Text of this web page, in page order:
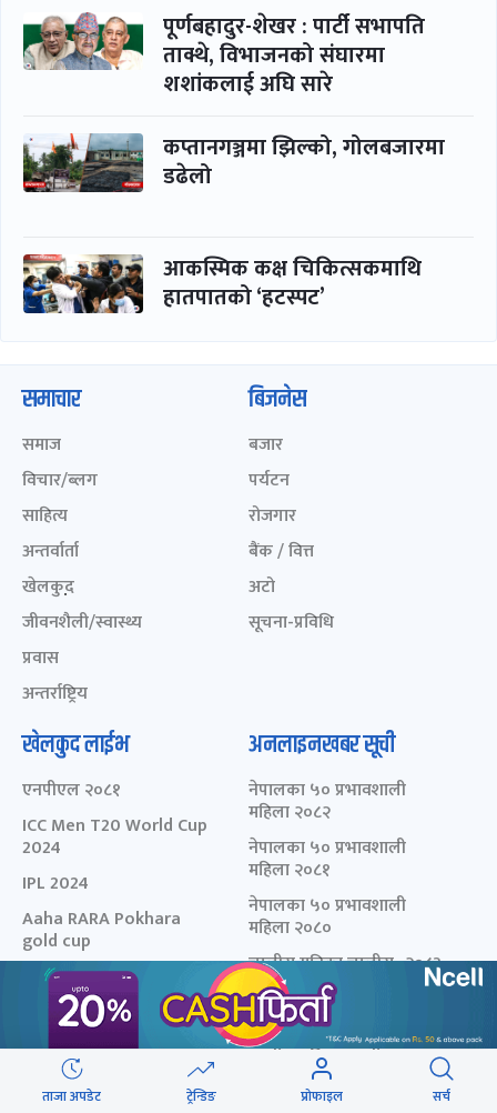
पूर्णबहादुर-शेखर : पार्टी सभापति
ताक्थे, विभाजनको संघारमा
शशांकलाई अघि सारे
कप्तानगञ्जमा झिल्को, गोलबजारमा
डढेलो
आकस्मिक कक्ष चिकित्सकमाथि
हातपातको ‘हटस्पट’
ताजा अपडेट ट्रेन्डिङ प्रोफाइल सर्च
समाचार
समाज
विचार/ब्लग
साहित्य
अन्तर्वार्ता
खेलकुद़़
जीवनशैली/स्वास्थ्य
प्रवास
अन्तर्राष्ट्रिय
बिजनेस
बजार
पर्यटन
रोजगार
बैंक / वित्त
अटो
सूचना-प्रविधि
खेलकुद लाईभ
एनपीएल २०८१
ICC Men T20 World Cup
2024
IPL 2024
Aaha RARA Pokhara
gold cup
Nepal Super League -
2080
अनलाइनखबर सूची
नेपालका ५० प्रभावशाली
महिला २०८२
नेपालका ५० प्रभावशाली
महिला २०८१
नेपालका ५० प्रभावशाली
महिला २०८०
चालीस मुनिका चालीस- २०८३
- छनोट मनोनयन फर्म
चालीस मुनिका चालीस- २०८२
चालीस मुनिका चालीस- २०८१
मेरो कथा